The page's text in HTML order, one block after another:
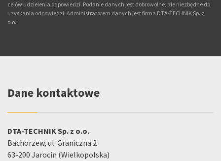
celów udzielenia odpowiedzi. Podanie danych jest dobrowolne, ale niezbędne do
uzyskania odpowiedzi. Administratorem danych jest firma DTA-TECHNIK Sp. z
o.o..
Dane kontaktowe
DTA-TECHNIK Sp. z o.o.
Bachorzew, ul. Graniczna 2
63-200 Jarocin (Wielkopolska)